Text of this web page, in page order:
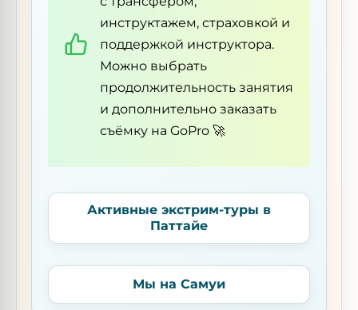
инструктажем, страховкой и
поддержкой инструктора.
Можно выбрать
продолжительность занятия
и дополнительно заказать
съёмку на GoPro 🚀
Активные экстрим-туры в
Паттайе
Мы на Самуи